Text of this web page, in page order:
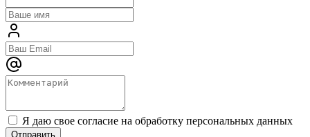
Я даю свое согласие на обработку персональных данных